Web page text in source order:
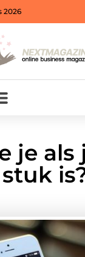
2026
je als